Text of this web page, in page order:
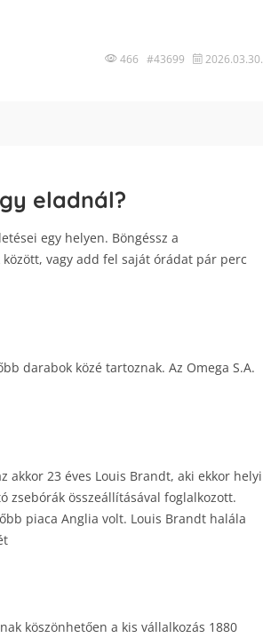
466 #43699 2026.03.30.
eladnál?
egy helyen. Böngéssz a
vagy add fel saját órádat pár perc
darabok közé tartoznak. Az Omega S.A.
akkor 23 éves Louis Brandt, aki ekkor helyi
zsebórák összeállításával foglalkozott.
piaca Anglia volt. Louis Brandt halála
köszönhetően a kis vállalkozás 1880